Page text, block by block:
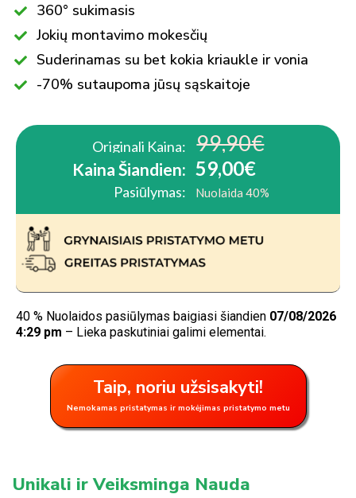
360° sukimasis
Jokių montavimo mokesčių
Suderinamas su bet kokia kriaukle ir vonia
-70% sutaupoma jūsų sąskaitoje
Originali Kaina: 99,90€
Kaina Šiandien: 59,00€
Pasiūlymas: Nuolaida 40%
40 % Nuolaidos pasiūlymas baigiasi šiandien 07/08/2026
4:29 pm – Lieka paskutiniai galimi elementai.
Taip, noriu užsisakyti!
Nemokamas pristatymas ir mokėjimas pristatymo metu
Unikali ir Veiksminga Nauda